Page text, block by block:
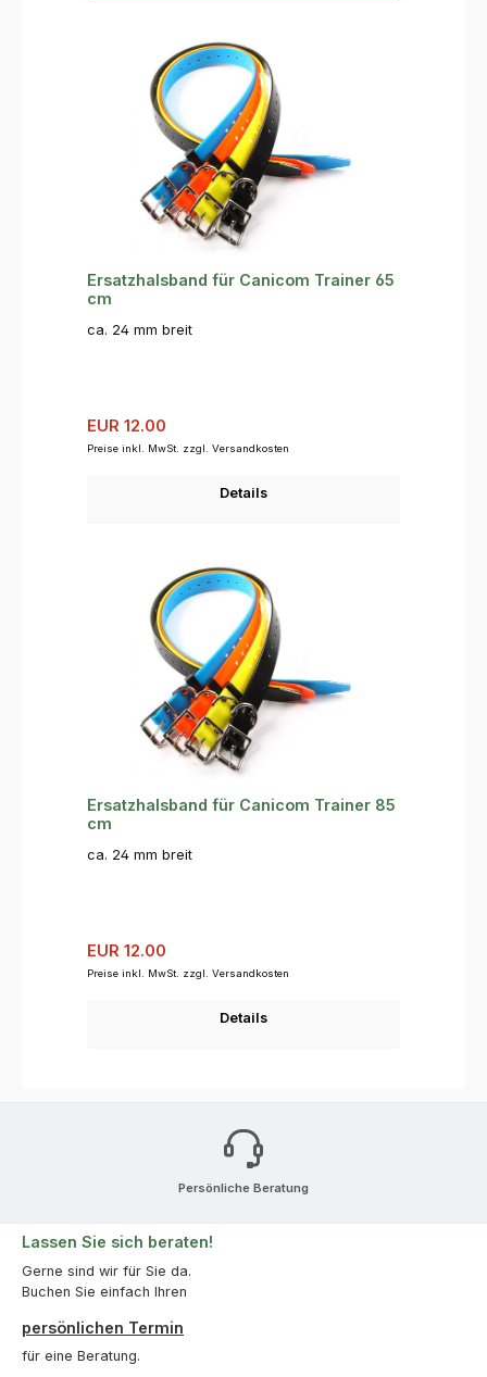
Ersatzhalsband für Canicom Trainer 65
cm
ca. 24 mm breit
Verkaufspreis:
EUR 12.00
Preise inkl. MwSt. zzgl. Versandkosten
Details
Ersatzhalsband für Canicom Trainer 85
cm
ca. 24 mm breit
Verkaufspreis:
EUR 12.00
Preise inkl. MwSt. zzgl. Versandkosten
Details
Persönliche Beratung
Lassen Sie sich beraten!
Gerne sind wir für Sie da.
Buchen Sie einfach Ihren
persönlichen Termin
für eine Beratung.